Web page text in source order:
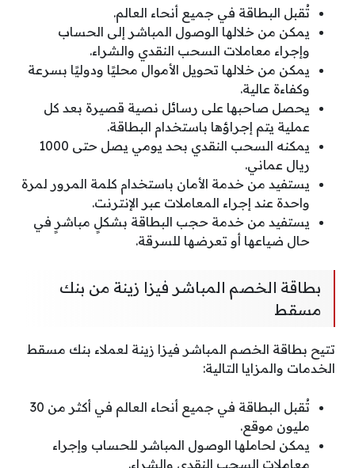
تُقبل البطاقة في جميع أنحاء العالم.
يمكن من خلالها الوصول المباشر إلى الحساب
وإجراء معاملات السحب النقدي والشراء.
يمكن من خلالها تحويل الأموال محليًا ودوليًا بسرعة
وكفاءة عالية.
يحصل صاحبها على رسائل نصية قصيرة بعد كل
عملية يتم إجراؤها باستخدام البطاقة.
يمكنه السحب النقدي بحد يومي يصل حتى 1000
ريال عماني.
يستفيد من خدمة الأمان باستخدام كلمة المرور لمرة
واحدة عند إجراء المعاملات عبر الإنترنت.
يستفيد من خدمة حجب البطاقة بشكلٍ مباشرٍ في
حال ضياعها أو تعرضها للسرقة.
بطاقة الخصم المباشر فيزا زينة من بنك
مسقط
تتيح بطاقة الخصم المباشر فيزا زينة لعملاء بنك مسقط
الخدمات والمزايا التالية:
تُقبل البطاقة في جميع أنحاء العالم في أكثر من 30
مليون موقع.
يمكن لحاملها الوصول المباشر للحساب وإجراء
معاملات السحب النقدي والشراء.